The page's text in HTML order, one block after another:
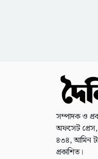
সম্পাদক ও
অফসেট
৪৩৪, আমিন
প্রকাশিত।